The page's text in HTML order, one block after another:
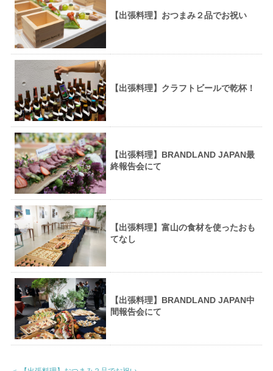
【出張料理】おつまみ２品でお祝い
【出張料理】クラフトビールで乾杯！
【出張料理】BRANDLAND JAPAN最
終報告会にて
【出張料理】富山の食材を使ったおも
てなし
【出張料理】BRANDLAND JAPAN中
間報告会にて